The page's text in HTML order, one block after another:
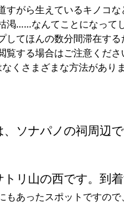
すがら生えているキノコ
渇……なんてことになって
してほんの数分間滞在す
覧する場合はご注意くだ
くさまざまな方法がありま
ソナパノの祠周辺
リ山の西です。到
あったスポットですの